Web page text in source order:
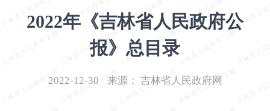
2022年《吉林省人民政府公
报》总目录
2022-12-30 来源： 吉林省人民政府网